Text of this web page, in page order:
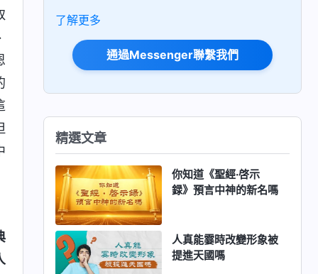
了解更多
通過Messenger聯繫我們
精選文章
你知道《聖經·啓示
録》預言中神的新名嗎
人真能霎時改變形象被
提進天國嗎